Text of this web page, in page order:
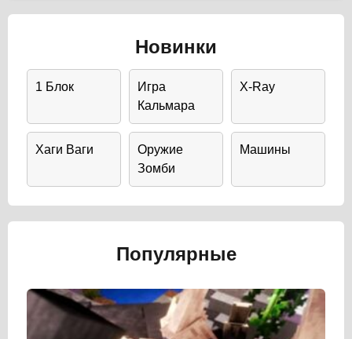
Новинки
1 Блок
Игра
Кальмара
X-Ray
Хаги Ваги
Оружие
Зомби
Машины
Популярные